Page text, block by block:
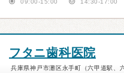
09:00-15:00 14:30-17:00
フタニ歯科医院
兵庫県神戸市灘区永手町（六甲道駅、